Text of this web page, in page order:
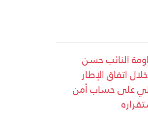
النائب حسن
اتفاق الإطار
على حساب أمن